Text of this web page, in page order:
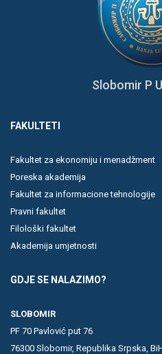
Slobomir P
FAKULTETI
Fakultet za ekonomiju i menadžment
Poreska akademija
Fakultet za informacione tehnologije
Pravni fakultet
Filološki fakultet
Akademija umjetnosti
GDJE SE NALAZIMO?
SLOBOMIR
PF 70 Pavlović put 76
76300 Slobomir, Republika Srpska,